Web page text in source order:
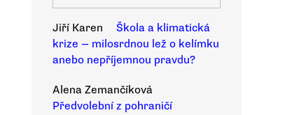
Jiří Karen
Škola a klimatická
krize — milosrdnou lež o kelímku
anebo nepříjemnou pravdu?
Alena Zemančíková
Předvolební z pohraničí